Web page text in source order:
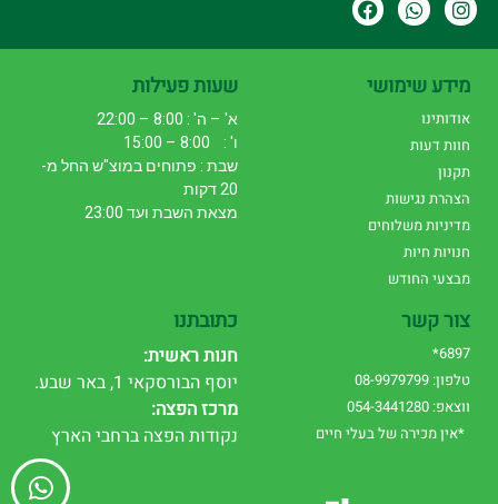
מידע שימושי
אודותינו
חוות דעות
תקנון
הצהרת נגישות
מדיניות משלוחים
חנויות חיות
מבצעי החודש
שעות פעילות
א' – ה' : 8:00 – 22:00
ו' : 8:00 – 15:00
שבת : פתוחים במוצ"ש החל מ-
20 דקות
מצאת השבת ועד 23:00
צור קשר
6897*
טלפון: 08-9979799
ווצאפ: 054-3441280
*אין מכירה של בעלי חיים
כתובתנו
חנות ראשית:
יוסף הבורסקאי 1, באר שבע.
מרכז הפצה:
נקודות הפצה ברחבי הארץ